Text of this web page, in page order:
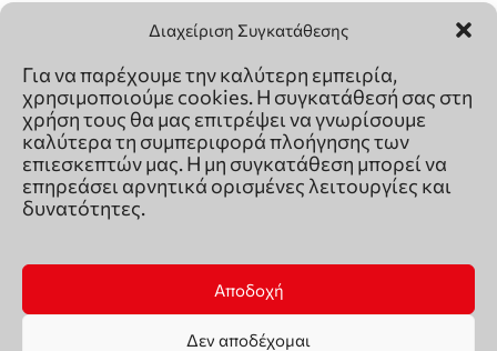
Διαχείριση Συγκατάθεσης
Για να παρέχουμε την καλύτερη εμπειρία,
χρησιμοποιούμε cookies. Η συγκατάθεσή σας στη
χρήση τους θα μας επιτρέψει να γνωρίσουμε
καλύτερα τη συμπεριφορά πλοήγησης των
επιεσκεπτών μας. Η μη συγκατάθεση μπορεί να
επηρεάσει αρνητικά ορισμένες λειτουργίες και
δυνατότητες.
Αποδοχή
Δεν αποδέχομαι